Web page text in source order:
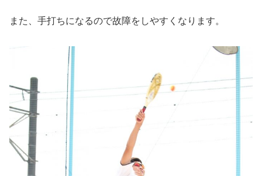
また、手打ちになるので故障をしやすくなります。